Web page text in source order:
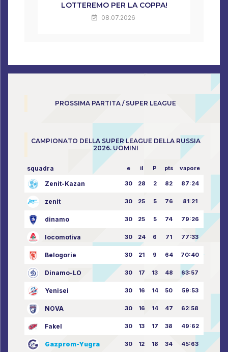
LOTTEREMO PER LA COPPA!
08.07.2026
PROSSIMA PARTITA / SUPER LEAGUE
CAMPIONATO DELLA SUPER LEAGUE DELLA RUSSIA
2026. UOMINI
squadra e il P pts vapore
Zenit-Kazan 30 28 2 82 87:24
zenit 30 25 5 76 81:21
dinamo 30 25 5 74 79:26
locomotiva 30 24 6 71 77:33
Belogorie 30 21 9 64 70:40
Dinamo-LO 30 17 13 48 63:57
Yenisei 30 16 14 50 59:53
NOVA 30 16 14 47 62:58
Fakel 30 13 17 38 49:62
Gazprom-Yugra 30 12 18 34 45:63